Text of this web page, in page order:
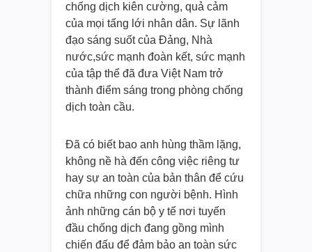
chống dịch kiên cường, quả cảm
của mọi tấng lới nhân dân. Sự lãnh
đạo sáng suốt của Đảng, Nhà
nước,sức mạnh đoàn kết, sức mạnh
của tập thể đã đưa Việt Nam trở
thành điểm sáng trong phòng chống
dịch toàn cầu.
Đã có biết bao anh hùng thầm lặng,
không nề hà đến công việc riêng tư
hay sự an toàn của bản thân để cứu
chữa những con người bệnh. Hình
ảnh những cán bộ y tế nơi tuyến
đầu chống dịch đang gồng mình
chiến đấu để đảm bảo an toàn sức